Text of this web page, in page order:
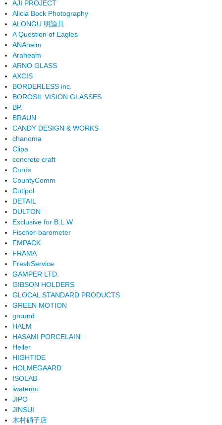
AJI PROJECT
Alicia Bock Photography
ALONGU 明論具
A Question of Eagles
ANAheim
Araheam
ARNO GLASS
AXCIS
BORDERLESS inc.
BOROSIL VISION GLASSES
BP.
BRAUN
CANDY DESIGN & WORKS
chanoma
Clipa
concrete craft
Cords
CountyComm
Cutipol
DETAIL
DULTON
Exclusive for B.L.W
Fischer-barometer
FMPACK
FRAMA
FreshService
GAMPER LTD.
GIBSON HOLDERS
GLOCAL STANDARD PRODUCTS
GREEN MOTION
ground
HALM
HASAMI PORCELAIN
Heller
HIGHTIDE
HOLMEGAARD
ISOLAB
iwatemo
JIPO
JINSUI
木村硝子店